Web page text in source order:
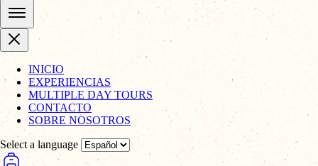
INICIO
EXPERIENCIAS
MULTIPLE DAY TOURS
CONTACTO
SOBRE NOSOTROS
Select a language